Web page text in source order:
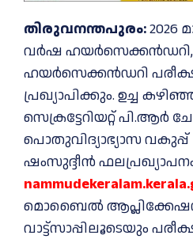
തിരുവനന്തപുരം:2026
വർഷ
ഹയർസെക്കൻഡറി
പ്രഖ്യാപിക്കും. ഉച്ച
സെക്രട്ടേറിയറ്റ് പി.ആർ
പൊതുവിദ്യാഭ്യാസ വകുപ്പ്
ഷംസുദ്ദീൻ
മൊബൈൽ
വാട്ട്സാപ്പിലൂടെയും